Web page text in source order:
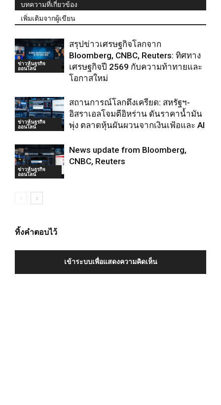
บทความที่เกี่ยวข้อง
เพิ่มเติมจากผู้เขียน
ข่าวหุ้นธุรกิจ
ออนไลน์
สรุปข่าวเศรษฐกิจโลกจาก
Bloomberg, CNBC, Reuters: ทิศทาง
เศรษฐกิจปี 2569 กับความท้าทายและ
โอกาสใหม่
ข่าวหุ้นธุรกิจ
ออนไลน์
สถานการณ์โลกตึงเครียด: สหรัฐฯ-
อิสราเอลโจมตีอิหร่าน ดันราคาน้ำมัน
พุ่ง ตลาดหุ้นผันผวนจากเงินเฟ้อและ AI
ข่าวหุ้นธุรกิจ
ออนไลน์
News update from Bloomberg,
CNBC, Reuters
ทิ้งคำตอบไว้
เข้าระบบเพื่อแสดงความคิดเห็น